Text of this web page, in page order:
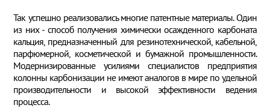
Так успешно реализовались многие патентные материалы. Один
из них - способ получения химически осажденного карбоната
кальция, предназначенный для резинотехнической, кабельной,
парфюмерной, косметической и бумажной промышленности.
Модернизированные усилиями специалистов предприятия
колонны карбонизации не имеют аналогов в мире по удельной
производительности и высокой эффективности ведения
процесса.